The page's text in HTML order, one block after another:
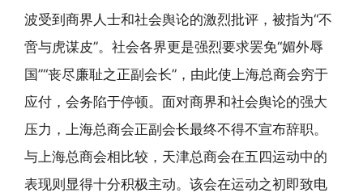
波受到商界人士和社会舆论的激烈批评，被指为“不
啻与虎谋皮”。社会各界更是强烈要求罢免“媚外辱
国”“丧尽廉耻之正副会长”，由此使上海总商会穷于
应付，会务陷于停顿。面对商界和社会舆论的强大
压力，上海总商会正副会长最终不得不宣布辞职。
与上海总商会相比较，天津总商会在五四运动中的
表现则显得十分积极主动。该会在运动之初即致电